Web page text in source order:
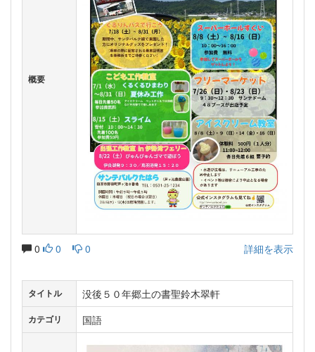
概要
0 0 0 詳細を表示
タイトル 没後５０年郷土の書聖鈴木翠軒
カテゴリ 国語